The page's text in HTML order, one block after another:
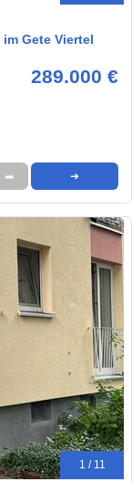
Gete Viertel
289.000 €
➦ ➜
1 / 11